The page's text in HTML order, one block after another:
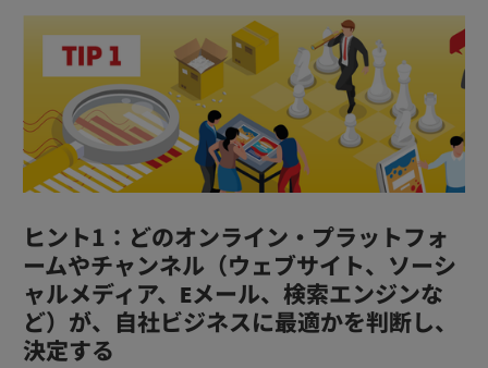
ヒント1：どのオンライン・プラットフォ
ームやチャンネル（ウェブサイト、ソーシ
ャルメディア、Eメール、検索エンジンな
ど）が、自社ビジネスに最適かを判断し、
決定する